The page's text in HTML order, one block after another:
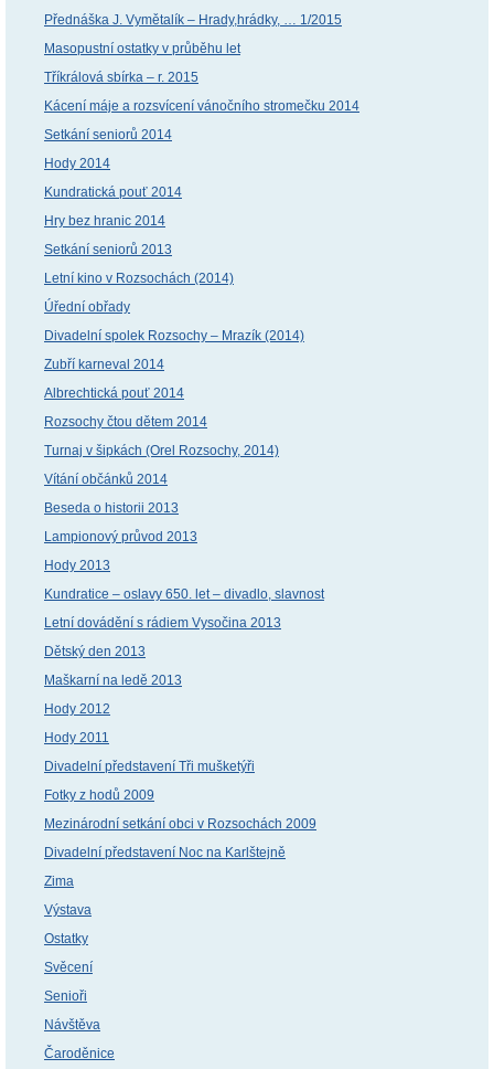
Přednáška J. Vymětalík – Hrady,hrádky, … 1/2015
Masopustní ostatky v průběhu let
Tříkrálová sbírka – r. 2015
Kácení máje a rozsvícení vánočního stromečku 2014
Setkání seniorů 2014
Hody 2014
Kundratická pouť 2014
Hry bez hranic 2014
Setkání seniorů 2013
Letní kino v Rozsochách (2014)
Úřední obřady
Divadelní spolek Rozsochy – Mrazík (2014)
Zubří karneval 2014
Albrechtická pouť 2014
Rozsochy čtou dětem 2014
Turnaj v šipkách (Orel Rozsochy, 2014)
Vítání občánků 2014
Beseda o historii 2013
Lampionový průvod 2013
Hody 2013
Kundratice – oslavy 650. let – divadlo, slavnost
Letní dovádění s rádiem Vysočina 2013
Dětský den 2013
Maškarní na ledě 2013
Hody 2012
Hody 2011
Divadelní představení Tři mušketýři
Fotky z hodů 2009
Mezinárodní setkání obci v Rozsochách 2009
Divadelní představení Noc na Karlštejně
Zima
Výstava
Ostatky
Svěcení
Senioři
Návštěva
Čaroděnice